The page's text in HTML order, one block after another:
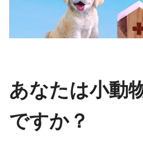
あなたは小動
ですか？